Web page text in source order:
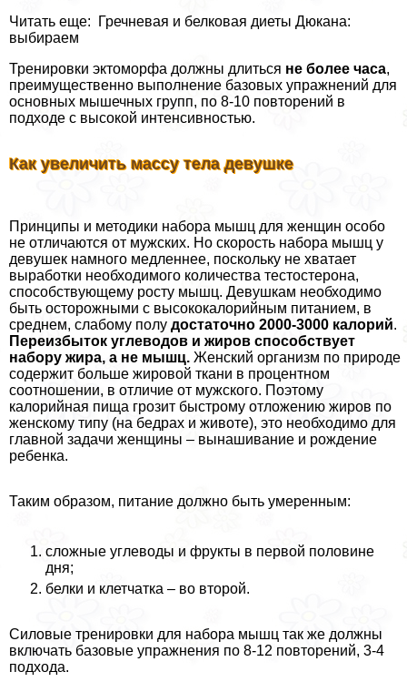
Читать еще: Гречневая и белковая диеты Дюкана:
выбираем
Тренировки эктоморфа должны длиться не более часа,
преимущественно выполнение базовых упражнений для
основных мышечных групп, по 8-10 повторений в
подходе с высокой интенсивностью.
Как увеличить массу тела дeвyшке
Принципы и методики набора мышц для женщин особо
не отличаются от мужских. Но скорость набора мышц у
дeвyшек намного медленнее, поскольку не хватает
выработки необходимого количества тестостерона,
способствующему росту мышц. Девушкам необходимо
быть осторожными с высококалорийным питанием, в
среднем, слабому полу достаточно 2000-3000 калорий.
Переизбыток углеводов и жиров способствует
набору жира, а не мышц. Женский организм по природе
содержит больше жировой ткани в процентном
соотношении, в отличие от мужского. Поэтому
калорийная пища грозит быстрому отложению жиров по
женскому типу (на бедрах и животе), это необходимо для
главной задачи женщины – вынашивание и рождение
ребенка.
Таким образом, питание должно быть умеренным:
сложные углеводы и фрукты в первой половине
дня;
белки и клетчатка – во второй.
Силовые тренировки для набора мышц так же должны
включать базовые упражнения по 8-12 повторений, 3-4
подхода.